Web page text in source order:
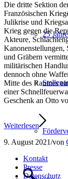
25
Die dritte Sektion
Französischen
Julikrise und
Krieg gegen die
Akteure,
Kanonenstellungen,
und Gräbern
militärischen
dennoch ohne
Mitte des Raumes
einer
Geschenk an Otto
Weiterlesen
9. August 2021/von
Kontakt
Presse
Datenschutz